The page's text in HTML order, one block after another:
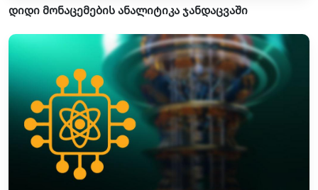
დიდი მონაცემების ანალიტიკა ჯანდაცვაში